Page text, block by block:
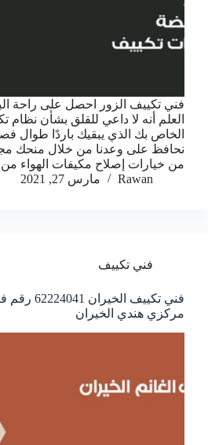
فني تكييف الزور احصل على راحة
العلم أنه لا داعي للقلق بشأن نظام
الخاص بك الذي يبقيك باردًا طوال
نحافظ على وعدنا من خلال منحك
من خيارات إصلاح مكيفات الهواء
Rawan
مارس 27, 2021
فني تكييف
فني تكييف
مركزي هندي الخيران